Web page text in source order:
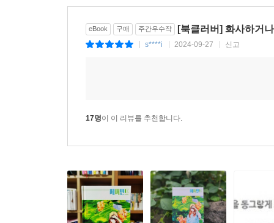
백온유 작가가 선보이는 또 하나의 성장
소설에는 많은 돌봄이 등장한다. 아이를 돌보고
생명’으로 향하며 문제의식을 갱신하고 있는 작
열아홉 살 시안은 학교가 끝나고 매일 병원에 간
사회를 휩쓸고 지나간 전염병 프록시모에 감염된
eBook 구매 주간우수작 [북클러버] 화사하거
s****i 2024-09-27 신고
17명이 이 리뷰를 추천합니다.